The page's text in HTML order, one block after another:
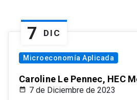
7 DIC
Microeconomía Aplicada
Caroline Le Pennec, HEC
7 de Diciembre de 2023